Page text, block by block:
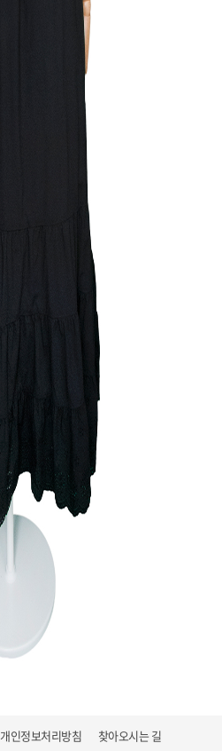
개인정보처리방침 찾아오시는 길